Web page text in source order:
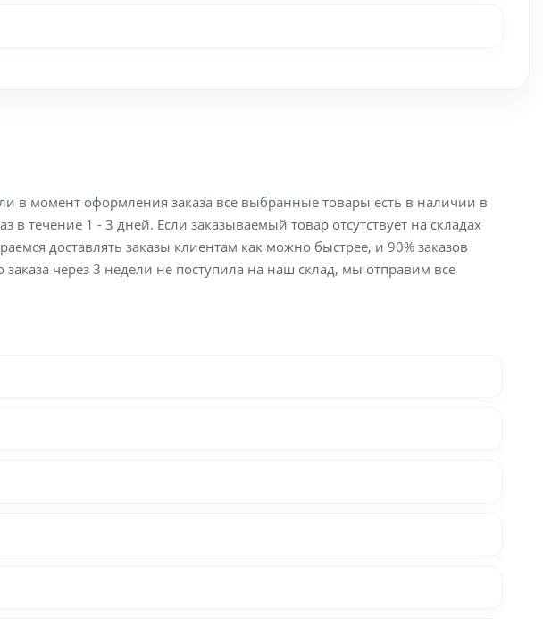
в момент оформления заказа все выбранные товары есть в наличии в
течение 1 - 3 дней. Если заказываемый товар отсутствует на складах
доставлять заказы клиентам как можно быстрее, и 90% заказов
через 3 недели не поступила на наш склад, мы отправим все